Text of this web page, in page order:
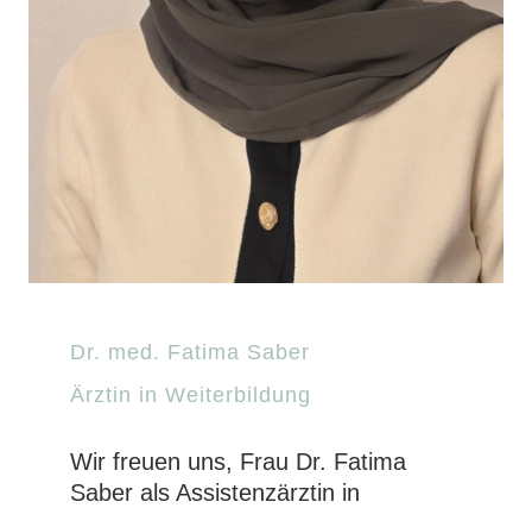
Dr. med. Fatima Saber
Ärztin in Weiterbildung
Wir freuen uns, Frau Dr. Fatima
Saber als Assistenzärztin in